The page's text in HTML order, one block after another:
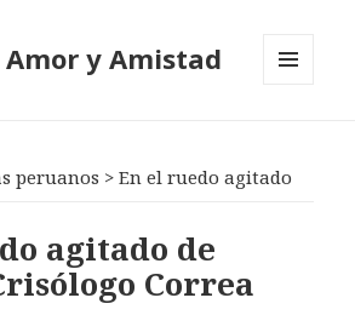
Amor y Amistad
peruanos >En el ruedo agitado
agitado de
Correa